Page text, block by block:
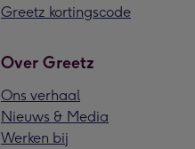
Greetz kortingscode
Over Greetz
Ons verhaal
Nieuws & Media
Werken bij